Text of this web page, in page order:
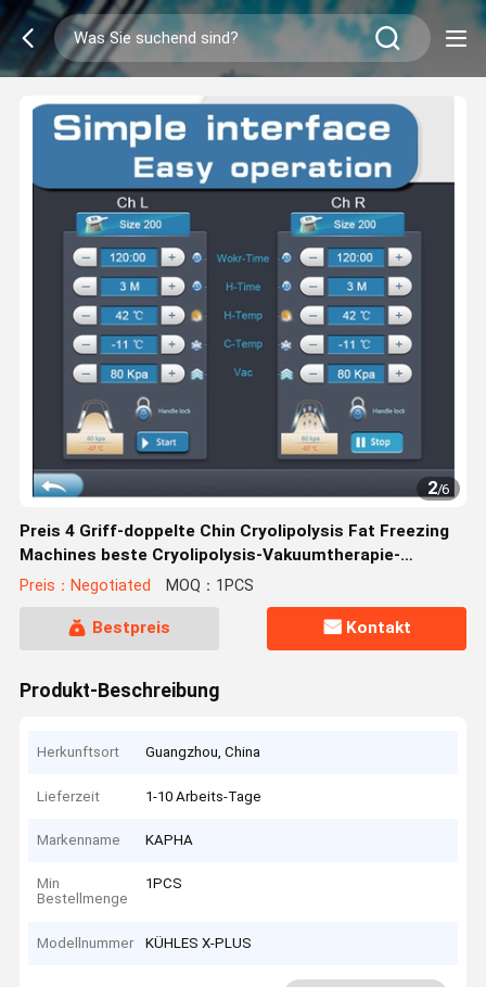
2/6
Preis 4 Griff-doppelte Chin Cryolipolysis Fat Freezing
Machines beste Cryolipolysis-Vakuumtherapie-
Maschine
Preis：Negotiated MOQ：1PCS
Bestpreis Kontakt
Produkt-Beschreibung
Herkunftsort Guangzhou, China
Lieferzeit 1-10 Arbeits-Tage
Markenname KAPHA
Min
Bestellmenge
1PCS
Modellnummer KÜHLES X-PLUS